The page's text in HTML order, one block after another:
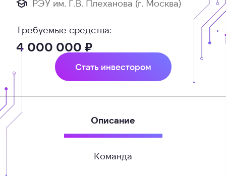
РЭУ им. Г.В. Плеханова (г. Москва)
Требуемые средства:
4 000 000 ₽
Стать инвестором
Описание
Команда